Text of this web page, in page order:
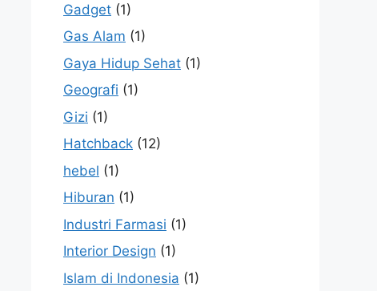
Gadget (1)
Gas Alam (1)
Gaya Hidup Sehat (1)
Geografi (1)
Gizi (1)
Hatchback (12)
hebel (1)
Hiburan (1)
Industri Farmasi (1)
Interior Design (1)
Islam di Indonesia (1)